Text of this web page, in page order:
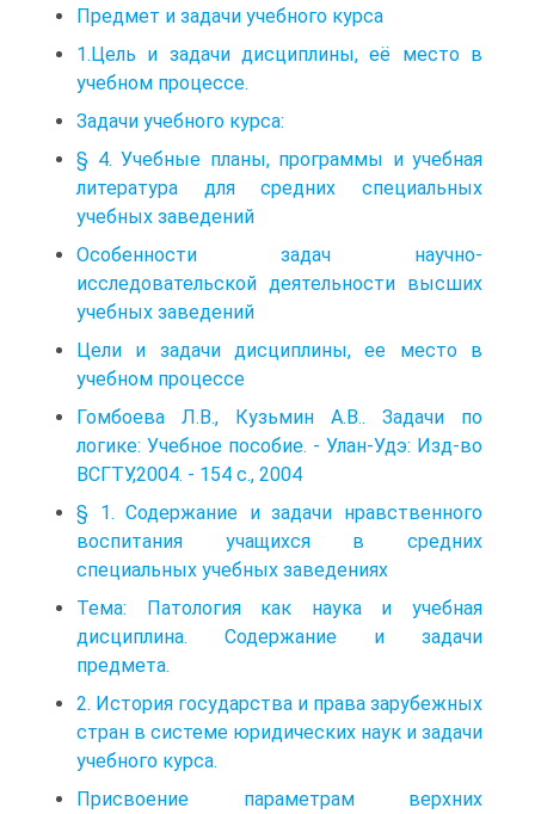
Предмет и задачи учебного курса
1.Цель и задачи дисциплины, её место в
учебном процессе.
Задачи учебного курса:
§ 4. Учебные планы, программы и учебная
литература для средних специальных
учебных заведений
Особенности задач научно-
исследовательской деятельности высших
учебных заведений
Цели и задачи дисциплины, ее место в
учебном процессе
Гомбоева Л.В., Кузьмин А.В.. Задачи по
логике: Учебное пособие. - Улан-Удэ: Изд-во
ВСГТУ,2004. - 154 с., 2004
§ 1. Содержание и задачи нравственного
воспитания учащихся в средних
специальных учебных заведениях
Тема: Патология как наука и учебная
дисциплина. Содержание и задачи
предмета.
2. История государства и права зарубежных
стран в системе юридических наук и задачи
учебного курса.
Присвоение параметрам верхних